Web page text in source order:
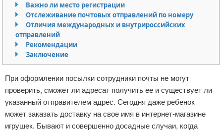
Международный бизнес
Продажи
Начало бизнеса
Обзоры услуг
Самосовершенствование
Деловое общение
Для правообладателей
Условия предоставления информации
Отказ от ответственности
Важно ли место регистрации
Отслеживание почтовых отправлений по номеру
Отличия международных и внутрироссийских
отправлений
Рекомендации
Заключение
При оформлении посылки сотрудники почты не могут
проверить, сможет ли адресат получить ее и существует ли
указанный отправителем адрес. Сегодня даже ребенок
может заказать доставку на свое имя в интернет-магазине
игрушек. Бывают и совершенно досадные случаи, когда